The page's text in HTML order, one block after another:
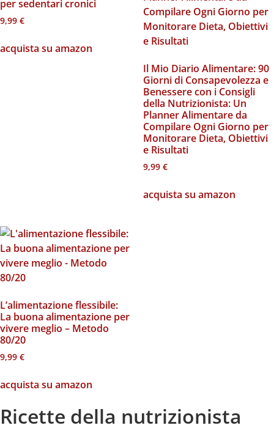
per sedentari cronici
9,99 €
acquista su amazon
Il Mio Diario Alimentare: 90
Giorni di Consapevolezza e
Benessere con i Consigli
della Nutrizionista: Un
Planner Alimentare da
Compilare Ogni Giorno per
Monitorare Dieta, Obiettivi
e Risultati
9,99 €
acquista su amazon
L’alimentazione flessibile:
La buona alimentazione per
vivere meglio – Metodo
80/20
9,99 €
acquista su amazon
Ricette della nutrizionista